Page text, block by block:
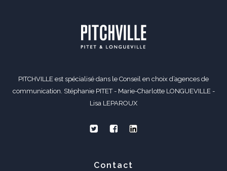
PITCHVILLE est spécialisé dans le Conseil en choix d’agences de
communication. Stéphanie PITET - Marie-Charlotte LONGUEVILLE -
Lisa LEPAROUX
Contact